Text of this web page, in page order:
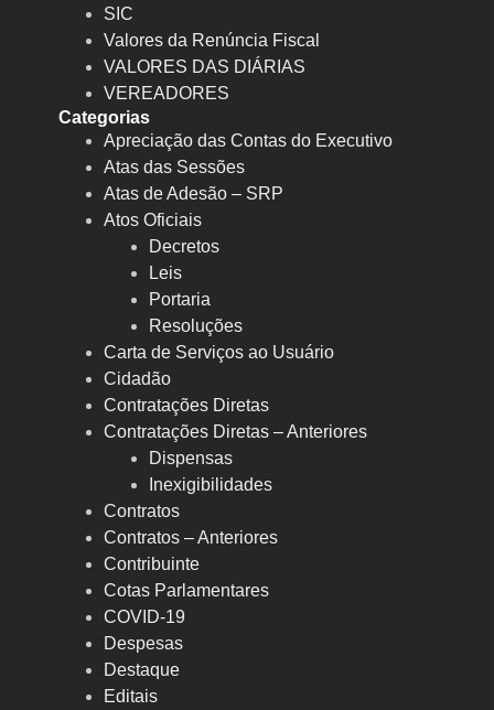
SIC
Valores da Renúncia Fiscal
VALORES DAS DIÁRIAS
VEREADORES
Categorias
Apreciação das Contas do Executivo
Atas das Sessões
Atas de Adesão – SRP
Atos Oficiais
Decretos
Leis
Portaria
Resoluções
Carta de Serviços ao Usuário
Cidadão
Contratações Diretas
Contratações Diretas – Anteriores
Dispensas
Inexigibilidades
Contratos
Contratos – Anteriores
Contribuinte
Cotas Parlamentares
COVID-19
Despesas
Destaque
Editais